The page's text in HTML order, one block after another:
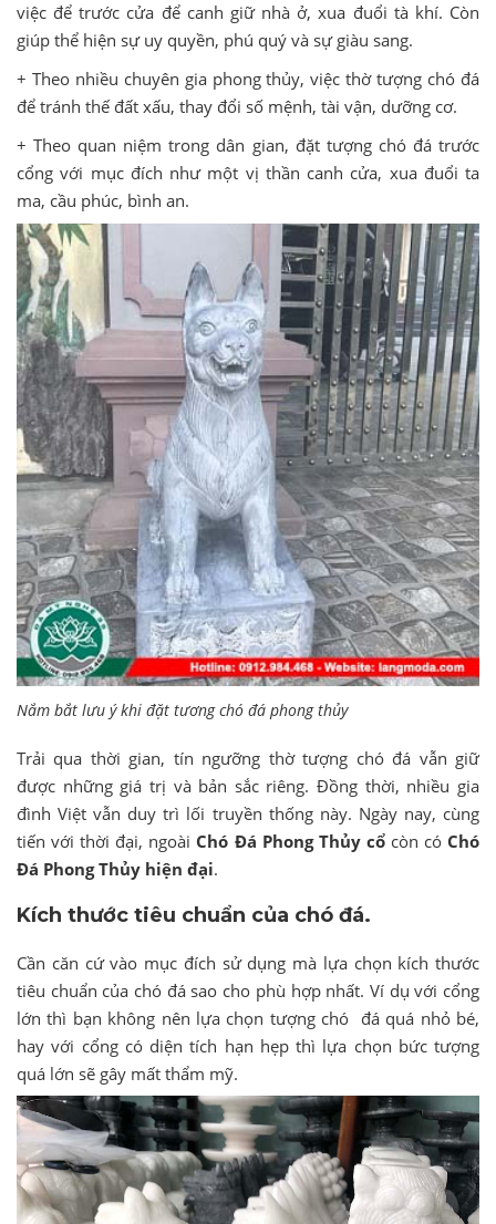
việc để trước cửa để canh giữ nhà ở, xua đuổi tà khí. Còn
giúp thể hiện sự uy quyền, phú quý và sự giàu sang.
+ Theo nhiều chuyên gia phong thủy, việc thờ tượng chó đá
để tránh thế đất xấu, thay đổi số mệnh, tài vận, dưỡng cơ.
+ Theo quan niệm trong dân gian, đặt tượng chó đá trước
cổng với mục đích như một vị thần canh cửa, xua đuổi ta
ma, cầu phúc, bình an.
Nắm bắt lưu ý khi đặt tương chó đá phong thủy
Trải qua thời gian, tín ngưỡng thờ tượng chó đá vẫn giữ
được những giá trị và bản sắc riêng. Đồng thời, nhiều gia
đình Việt vẫn duy trì lối truyền thống này. Ngày nay, cùng
tiến với thời đại, ngoài Chó Đá Phong Thủy cổcòn có Chó
Đá Phong Thủy hiện đại.
Kích thước tiêu chuẩn của chó đá.
Cần căn cứ vào mục đích sử dụng mà lựa chọn kích thước
tiêu chuẩn của chó đá sao cho phù hợp nhất. Ví dụ với cổng
lớn thì bạn không nên lựa chọn tượng chó đá quá nhỏ bé,
hay với cổng có diện tích hạn hẹp thì lựa chọn bức tượng
quá lớn sẽ gây mất thẩm mỹ.